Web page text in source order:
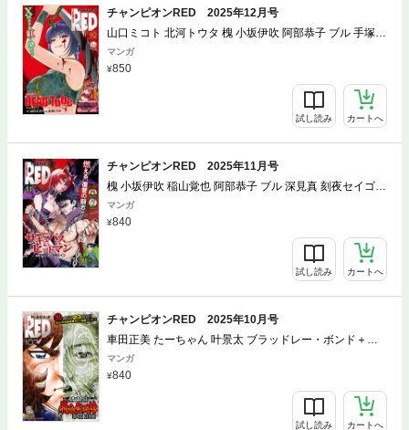
チャンピオンRED 2025年12月号
山口ミコト 北河トウタ 槐 小坂伊吹 阿部恭子 ブル 手塚治
虫 士貴智志 吉野弘幸 佐藤健悦 車田正美 須田綱鑑 トホコ
ウ 岸馬きらく Xぴえろ 木々津克久 たーちゃん 叶景太 サ
イトウケンジ 上田信舟 ブラッドレー・ボンド＋フィリッ
プ・Ｎ・モーゼズ 田畑由秋 余湖裕輝 稲山覚也 Cuvie 小
太刀右京 半月板損傷 ＧＵＮＰ 深見真 刻夜セイゴ 中山昌
マンガ
850
試し読み カートへ
チャンピオンRED 2025年11月号
槐 小坂伊吹 稲山覚也 阿部恭子 ブル 深見真 刻夜セイゴ
Cuvie サイトウケンジ ＧＵＮＰ パーミン 木々津克久 小
太刀右京 須田綱鑑 半月板損傷 手塚治虫 士貴智志 トホコ
ウ 岸馬きらく Xぴえろ ブラッドレー・ボンド＋フィリッ
プ・Ｎ・モーゼズ 田畑由秋 余湖裕輝 草刈涼 道満晴明 高
マンガ
840
試し読み カートへ
チャンピオンRED 2025年10月号
車田正美 たーちゃん 叶景太 ブラッドレー・ボンド＋フ
ィリップ・Ｎ・モーゼズ 田畑由秋 余湖裕輝 かわのゆう
すけ 小太刀右京 須田綱鑑 半月板損傷 サイトウケンジ 上
田信舟 阿部恭子 ブル トホコウ 岸馬きらく Xぴえろ パー
ミン 手塚治虫 士貴智志 道満晴明 井上行広 稲山覚也 ＧＵ
ＮＰ 吉野弘幸 佐藤健悦 Cuvie 木々津克久 山口ミコト 北
マンガ
840
試し読み カートへ